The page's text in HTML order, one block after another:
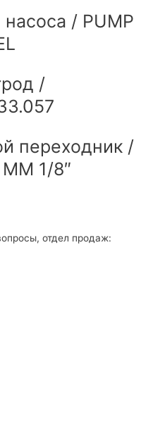
насоса / PUMP
/
переходник /
1/8″
отдел продаж: